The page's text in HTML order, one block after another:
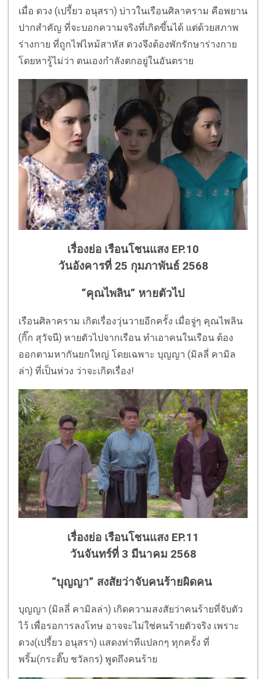
เมื่อ ดวง (เปรี้ยว อนุสรา) บ่าวในเรือนศิลาคราม คือพยาน
ปากสำคัญ ที่จะบอกความจริงที่เกิดขึ้นได้ แต่ด้วยสภาพ
ร่างกาย ที่ถูกไฟไหม้สาหัส ดวงจึงต้องพักรักษาร่างกาย
โดยหารู้ไม่ว่า ตนเองกำลังตกอยู่ในอันตราย
เรื่องย่อ เรือนโชนแสง EP.10
วันอังคารที่ 25 กุมภาพันธ์ 2568
“คุณไพลิน” หายตัวไป
เรือนศิลาคราม เกิดเรื่องวุ่นวายอีกครั้ง เมื่อจู่ๆ คุณไพลิน
(กิ๊ก สุวัจนี) หายตัวไปจากเรือน ทำเอาคนในเรือน ต้อง
ออกตามหากันยกใหญ่ โดยเฉพาะ บุญญา (มิลลี่ คามิล
ล่า) ที่เป็นห่วง ว่าจะเกิดเรื่อง!
เรื่องย่อ เรือนโชนแสง EP.11
วันจันทร์ที่ 3 มีนาคม 2568
“บุญญา” สงสัยว่าจับคนร้ายผิดคน
บุญญา (มิลลี่ คามิลล่า) เกิดความสงสัยว่าคนร้ายที่จับตัว
ไว้ เพื่อรอการลงโทษ อาจจะไม่ใช่คนร้ายตัวจริง เพราะ
ดวง(เปรี้ยว อนุสรา) แสดงท่าทีแปลกๆ ทุกครั้ง ที่
พริ้ม(กระติ๊บ ชวัลกร) พูดถึงคนร้าย